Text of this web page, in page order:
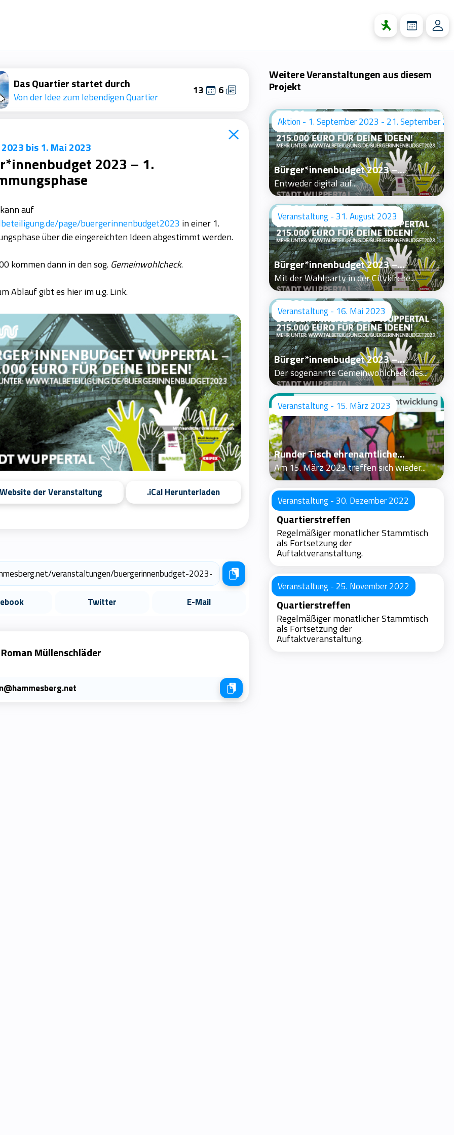
auf der Quartiersplattform. Mit der Nutzung stimmst du
zu, jedoch verwenden wir keine Cookies von Dritten.
Datenschutz
Das Quartier startet durch
Von der Idee zum lebendigen Quartier
13 6
bis 1. Mai 2023
2023 – 1.
auf
page/buergerinnenbudget2023 in einer 1.
über die eingereichten Ideen abgestimmt werden.
kommen dann in den sog. Gemeinwohlcheck.
Ablauf gibt es hier im u.g. Link.
der Veranstaltung .iCal Herunterladen
Twitter E-Mail
Roman Müllenschläder
Weitere Veranstaltungen aus diesem
Projekt
Aktion - 1. September 2023 - 21. September
Bürger*innenbudget 2023 –...
Entweder digital auf...
Veranstaltung - 31. August 2023
Bürger*innenbudget 2023 –...
Mit der Wahlparty in der Citykirche...
Veranstaltung - 16. Mai 2023
Bürger*innenbudget 2023 –...
Der sogenannte Gemeinwohlcheck des...
Veranstaltung - 15. März 2023
Runder Tisch ehrenamtliche...
Am 15. März 2023 treffen sich wieder...
Veranstaltung - 30. Dezember 2022
Quartierstreffen
Regelmäßiger monatlicher Stammtisch
als Fortsetzung der
Auftaktveranstaltung.
Veranstaltung - 25. November 2022
Quartierstreffen
Regelmäßiger monatlicher Stammtisch
als Fortsetzung der
Auftaktveranstaltung.